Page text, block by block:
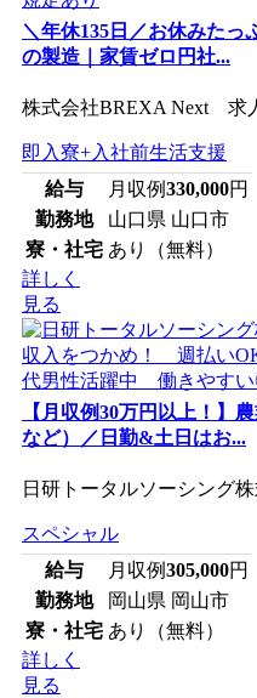
＼年休135日／お休みた
の製造｜家賃ゼロ円社...
株式会社BREXA Next 求
即入寮+入社前生活支援
給与
月収例330,000円
勤務地
山口県 山口市
寮・社宅 あり（無料）
詳しく
見る
【月収例30万円以上！】
など）／日勤&土日はお...
日研トータルソーシング
スペシャル
給与
月収例305,000円
勤務地
岡山県 岡山市
寮・社宅 あり（無料）
詳しく
見る